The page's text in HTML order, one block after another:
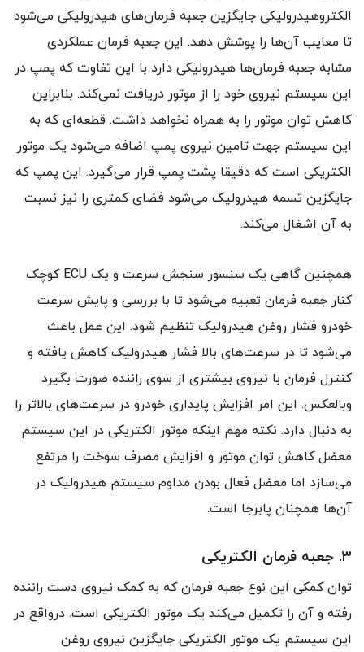
الکتروهیدرولیکی جایگزین جعبه فرمان‌های هیدرولیکی می‌شود
تا معایب آن‌ها را پوشش دهد. این جعبه فرمان عملکردی
مشابه جعبه فرمان‌ها هیدرولیکی دارد با این تفاوت که پمپ در
این سیستم نیروی خود را از موتور دریافت نمی‌کند. بنابراین
کاهش توان موتور را به همراه نخواهد داشت. قطعه‌ای که به
این سیستم جهت تامین نیروی پمپ اضافه می‌شود یک موتور
الکتریکی است که دقیقا پشت پمپ قرار می‌گیرد. این پمپ که
جایگزین تسمه هیدرولیک می‌شود فضای کمتری را نیز نسبت
به آن اشغال می‌کند.
همچنین گاهی یک سنسور سنجش سرعت و یک ECU کوچک
کنار جعبه فرمان تعبیه می‌شود تا با بررسی و پایش سرعت
خودرو فشار روغن هیدرولیک تنظیم شود. این عمل باعث
می‌شود تا در سرعت‌های بالا فشار هیدرولیک کاهش یافته و
کنترل فرمان با نیروی بیشتری از سوی راننده صورت بگیرد
وبالعکس. این امر افزایش پایداری خودرو در سرعت‌های بالاتر را
به دنبال دارد. نکته‌ مهم اینکه موتور الکتریکی در این سیستم
معضل کاهش توان موتور و افزایش مصرف سوخت را مرتفع
می‌سازد اما معضل فعال بودن مداوم سیستم هیدرولیک در
آن‌ها همچنان پابرجا است.
۳. جعبه فرمان الکتریکی
توان کمکی این نوع جعبه فرمان که به کمک نیروی دست راننده
رفته و آن را تکمیل می‌کند یک موتور الکتریکی است. درواقع در
این سیستم یک موتور الکتریکی جایگزین نیروی روغن